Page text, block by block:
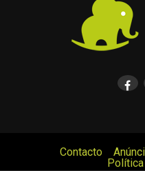
Contacto
© Cosas de Peques.